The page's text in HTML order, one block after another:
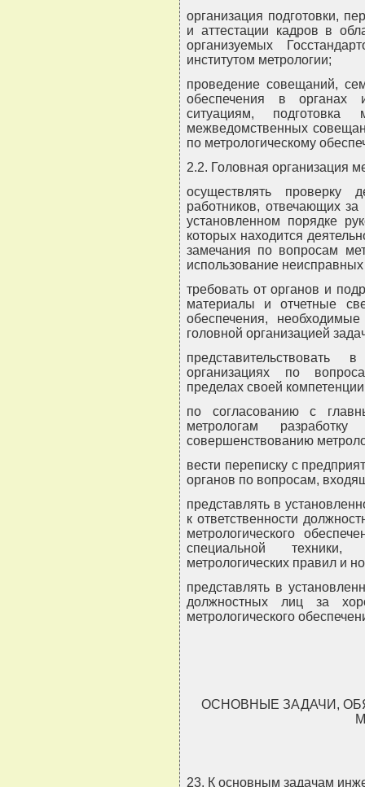
организация подготовки,
и аттестации кадров в
организуемых
институтом метрологии;
проведение совещаний,
обеспечения в органах
ситуациям,
межведомственных
по метрологическому
2.2. Головная организация
осуществлять проверку
работников, отвечающих за
установленном порядке
которых находится
замечания по вопросам
использование
требовать от органов и
материалы и отчетные
обеспечения,
головной организацией
организациях по
пределах своей
по согласованию с
метрологам
совершенствованию
вести переписку с
органов по вопросам,
представлять в
к ответственности
метрологического
специальной
метрологических правил и
представлять в
должностных лиц за
метрологического
ОСНОВНЫЕ ЗАДАЧИ,
23. К основным задачам